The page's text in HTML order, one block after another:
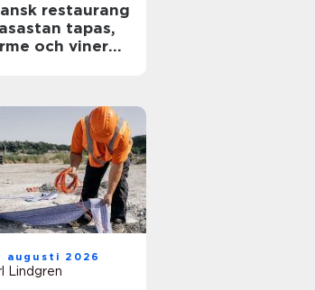
restaurang
tapas,
och viner
augusti 2026
Lindgren